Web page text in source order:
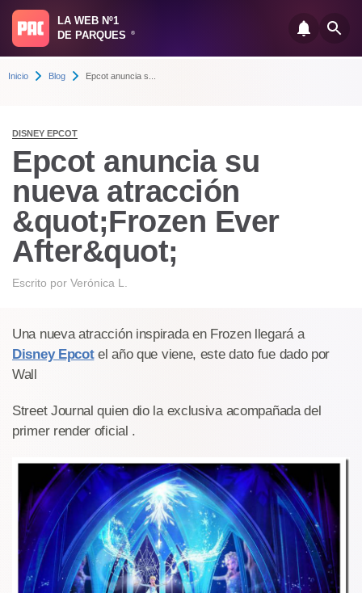
LA WEB Nº1
DE PARQUES
®
Inicio Blog Epcot anuncia s...
DISNEY EPCOT
Epcot anuncia su
nueva atracción
&quot;Frozen Ever
After&quot;
Escrito por Verónica L.
Una nueva atracción inspirada en Frozen llegará a
Disney Epcotel año que viene, este dato fue dado por
Wall
Street Journal quien dio la exclusiva acompañada del
primer render oficial .